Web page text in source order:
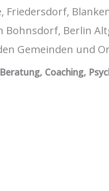
Friedersdorf,
Bohnsdorf, Berlin
Gemeinden und
Coaching,